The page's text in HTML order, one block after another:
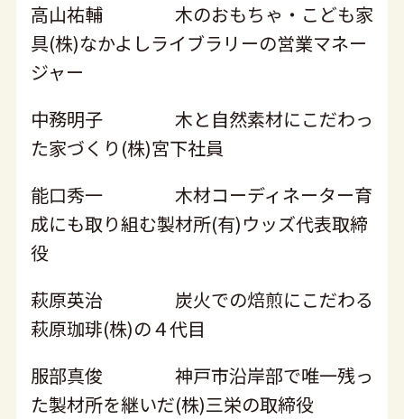
高山祐輔 木のおもちゃ・こども家
具(株)なかよしライブラリーの営業マネー
ジャー
中務明子 木と自然素材にこだわっ
た家づくり(株)宮下社員
能口秀一 木材コーディネーター育
成にも取り組む製材所(有)ウッズ代表取締
役
萩原英治 炭火での焙煎にこだわる
萩原珈琲(株)の４代目
服部真俊 神戸市沿岸部で唯一残っ
た製材所を継いだ(株)三栄の取締役